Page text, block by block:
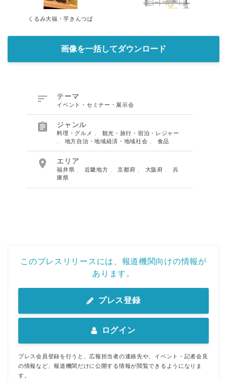
くるみ大福・芋きんつば
画像を一括してダウンロード
 テーマ
イベント・セミナー・展示会
 ジャンル
料理・グルメ
観光・旅行・宿泊・レジャー
地方自治・地域経済・地域社会 食品
 エリア
福井県 近畿地方 、京都府 大阪府
兵
庫県
このプレスリリースには、報道機関向けの情報が
あります。
プレス登録
ログイン
プレス会員登録を行うと、広報担当者の連絡先や、イベント・記者会見
の情報など、報道機関だけに公開する情報が閲覧できるようになりま
す。